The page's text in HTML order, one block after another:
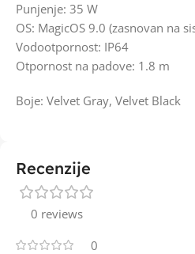
Punjenje: 35 W
OS: MagicOS 9.0 (zasnovan na
Vodootpornost: IP64
Otpornost na padove: 1.8 m
Boje: Velvet Gray, Velvet Black
Recenzije
0 reviews
0